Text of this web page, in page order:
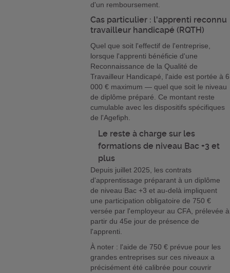
d'un remboursement.
Cas particulier : l'apprenti reconnu
travailleur handicapé (RQTH)
Quel que soit l'effectif de l'entreprise,
lorsque l'apprenti bénéficie d'une
Reconnaissance de la Qualité de
Travailleur Handicapé, l'aide est portée à 6
000 € maximum — quel que soit le niveau
de diplôme préparé. Ce montant reste
cumulable avec les dispositifs spécifiques
de l'Agefiph.
Le reste à charge sur les
formations de niveau Bac +3 et
plus
Depuis juillet 2025, les contrats
d'apprentissage préparant à un diplôme
de niveau Bac +3 et au-delà impliquent
une participation obligatoire de 750 €
versée par l'employeur au CFA, prélevée à
partir du 45e jour de présence de
l'apprenti.
À noter : l'aide de 750 € prévue pour les
grandes entreprises sur ces niveaux a
précisément été calibrée pour couvrir